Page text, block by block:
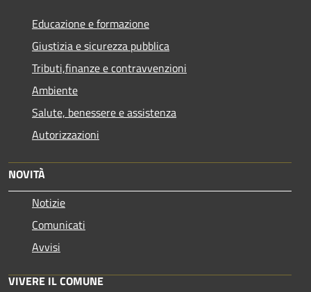
Educazione e formazione
Giustizia e sicurezza pubblica
Tributi,finanze e contravvenzioni
Ambiente
Salute, benessere e assistenza
Autorizzazioni
NOVITÀ
Notizie
Comunicati
Avvisi
VIVERE IL COMUNE